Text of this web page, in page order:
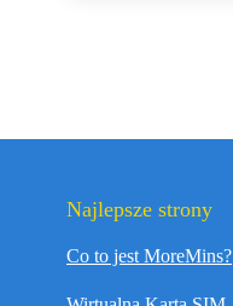
Najlepsze strony
Co to jest MoreMins?